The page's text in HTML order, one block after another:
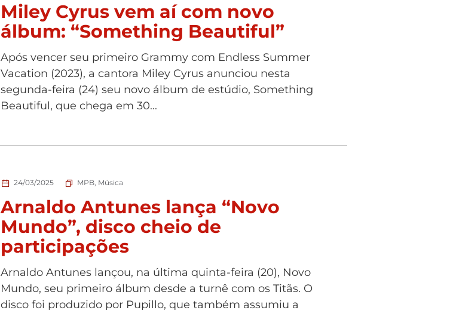
Miley Cyrus vem aí com novo
álbum: “Something Beautiful”
Após vencer seu primeiro Grammy com Endless Summer
Vacation (2023), a cantora Miley Cyrus anunciou nesta
segunda-feira (24) seu novo álbum de estúdio, Something
Beautiful, que chega em 30...
24/03/2025 MPB, Música
Arnaldo Antunes lança “Novo
Mundo”, disco cheio de
participações
Arnaldo Antunes lançou, na última quinta-feira (20), Novo
Mundo, seu primeiro álbum desde a turnê com os Titãs. O
disco foi produzido por Pupillo, que também assumiu a